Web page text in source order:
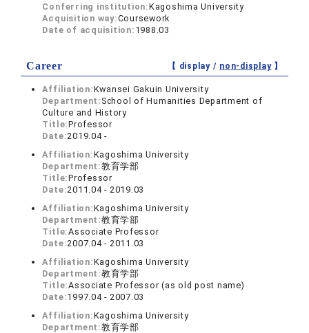
Conferring institution:Kagoshima University
Acquisition way:Coursework
Date of acquisition: 1988.03
Career 【 display / non-display】
Affiliation:Kwansei Gakuin University
Department: School of Humanities Department of
Culture and History
Title:Professor
Date:2019.04 -
Affiliation:Kagoshima University
Department:教育学部
Title:Professor
Date:2011.04 - 2019.03
Affiliation:Kagoshima University
Department:教育学部
Title:Associate Professor
Date:2007.04 - 2011.03
Affiliation:Kagoshima University
Department:教育学部
Title:Associate Professor (as old post name)
Date:1997.04 - 2007.03
Affiliation:Kagoshima University
Department:教育学部